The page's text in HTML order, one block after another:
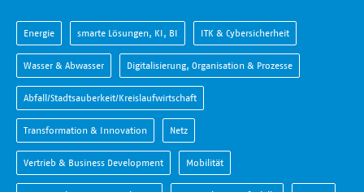
Energie smarte Lösungen, KI, BI ITK & Cybersicherheit
Wasser & Abwasser Digitalisierung, Organisation & Prozesse
Abfall/Stadtsauberkeit/Kreislaufwirtschaft
Transformation & Innovation Netz
Vertrieb & Business Development Mobilität